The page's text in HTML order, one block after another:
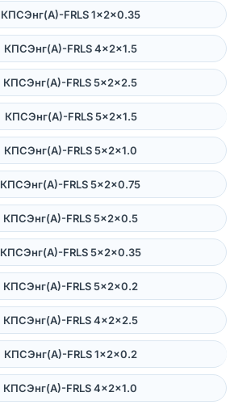
КПСЭнг(А)-FRLS 1×2×0.35
КПСЭнг(А)-FRLS 4×2×1.5
КПСЭнг(А)-FRLS 5×2×2.5
КПСЭнг(А)-FRLS 5×2×1.5
КПСЭнг(А)-FRLS 5×2×1.0
КПСЭнг(А)-FRLS 5×2×0.75
КПСЭнг(А)-FRLS 5×2×0.5
КПСЭнг(А)-FRLS 5×2×0.35
КПСЭнг(А)-FRLS 5×2×0.2
КПСЭнг(А)-FRLS 4×2×2.5
КПСЭнг(А)-FRLS 1×2×0.2
КПСЭнг(А)-FRLS 4×2×1.0